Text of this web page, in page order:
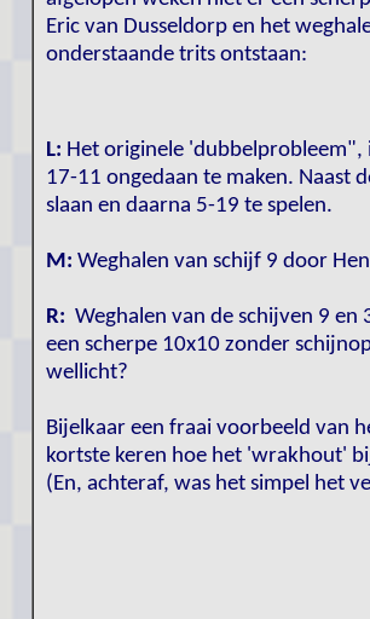
Eric van Dusseldorp en het
onderstaande trits ontstaan:
L: Het originele 'dubbelprobleem",
17-11 ongedaan te maken. Naast
slaan en daarna 5-19 te spelen.
M: Weghalen van schijf 9 door
R: Weghalen van de schijven 9
een scherpe 10x10 zonder
wellicht?
Bijelkaar een fraai voorbeeld van
kortste keren hoe het 'wrakhout'
(En, achteraf, was het simpel het